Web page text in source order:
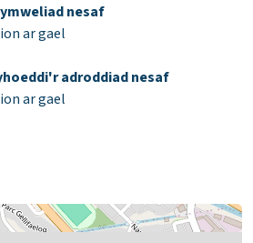
nesaf
ar gael
adroddiad nesaf
ar gael